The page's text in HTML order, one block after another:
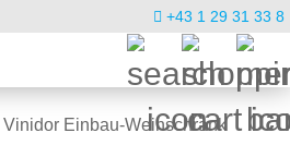
+43 1 29 31 33 8
Einbau-Weinschrank